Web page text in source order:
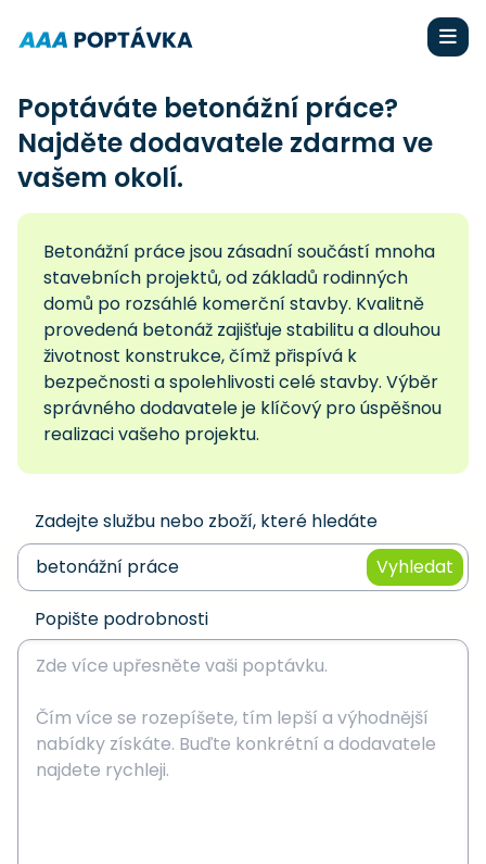
Poptáváte betonážní práce?
Najděte dodavatele zdarma ve
vašem okolí.
Betonážní práce jsou zásadní součástí mnoha
stavebních projektů, od základů rodinných
domů po rozsáhlé komerční stavby. Kvalitně
provedená betonáž zajišťuje stabilitu a dlouhou
životnost konstrukce, čímž přispívá k
bezpečnosti a spolehlivosti celé stavby. Výběr
správného dodavatele je klíčový pro úspěšnou
realizaci vašeho projektu.
Zadejte službu nebo zboží, které hledáte
Vyhledat
Popište podrobnosti